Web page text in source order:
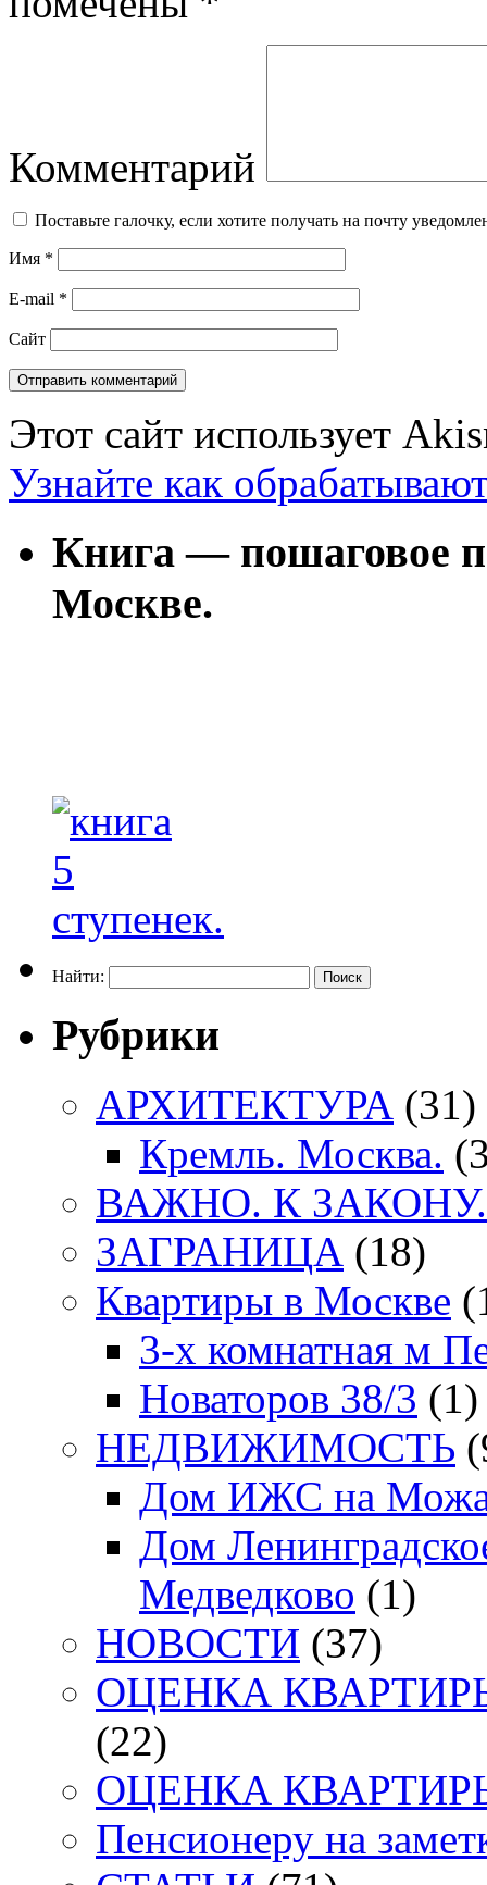
Комментарий
Поставьте галочку, если хотите получать на почту
Имя *
E-mail *
Сайт
Этот сайт использует
Узнайте как
Книга — пошаговое
Москве.
Найти:
Рубрики
АРХИТЕКТУРА (31)
Кремль. Москва.
ВАЖНО. К ЗАКОНУ.
ЗАГРАНИЦА (18)
Квартиры в Москве
3-х комнатная м
Новаторов 38/3 (1)
НЕДВИЖИМОСТЬ
Дом ИЖС на
Дом
Медведково (1)
НОВОСТИ (37)
ОЦЕНКА КВАРТИРЫ.
(22)
ОЦЕНКА КВАРТИРЫ.
Пенсионеру на